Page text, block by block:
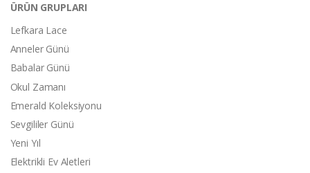
ÜRÜN GRUPLARI
Lefkara Lace
Anneler Günü
Babalar Günü
Okul Zamanı
Emerald Koleksiyonu
Sevgililer Günü
Yeni Yıl
Elektrikli Ev Aletleri